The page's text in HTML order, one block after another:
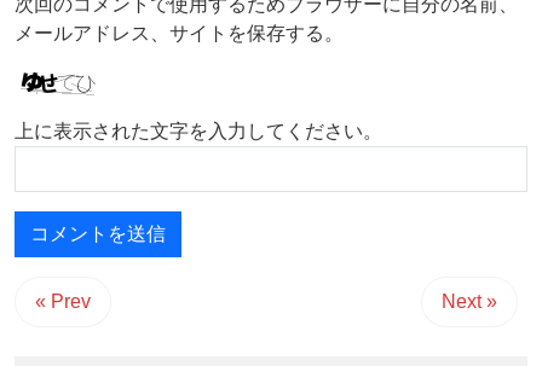
次回のコメントで使用するためブラウザーに自分の名前、
メールアドレス、サイトを保存する。
上に表示された文字を入力してください。
« Prev Next »